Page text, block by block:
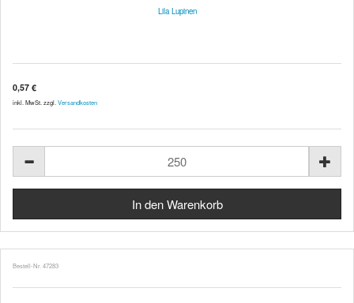
Lila Lupinen
0,57 €
inkl. MwSt. zzgl. Versandkosten
Bestell-Nr. 47283